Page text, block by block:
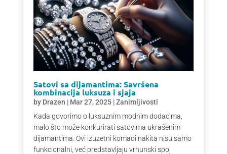
Satovi sa dijamantima: Savršena
kombinacija luksuza i sjaja
by Drazen | Mar 27, 2025|Zanimljivosti
Kada govorimo o luksuznim modnim dodacima,
malo što može konkurirati satovima ukrašenim
dijamantima. Ovi izuzetni komadi nakita nisu samo
funkcionalni, već predstavljaju vrhunski spoj